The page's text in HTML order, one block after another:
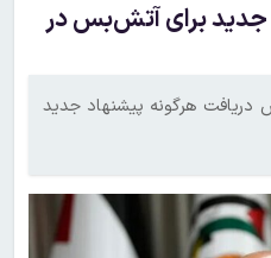
برای آتش‌بس در
دریافت هرگونه پیشنهاد جدید